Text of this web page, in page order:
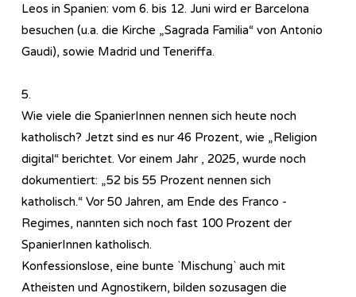
Leos in Spanien: vom 6. bis 12. Juni wird er Barcelona
besuchen (u.a. die Kirche „Sagrada Familia“ von Antonio
Gaudi), sowie Madrid und Teneriffa.
5.
Wie viele die SpanierInnen nennen sich heute noch
katholisch? Jetzt sind es nur 46 Prozent, wie „Religion
digital“ berichtet. Vor einem Jahr , 2025, wurde noch
dokumentiert: „52 bis 55 Prozent nennen sich
katholisch.“ Vor 50 Jahren, am Ende des Franco -
Regimes, nannten sich noch fast 100 Prozent der
SpanierInnen katholisch.
Konfessionslose, eine bunte `Mischung` auch mit
Atheisten und Agnostikern, bilden sozusagen die